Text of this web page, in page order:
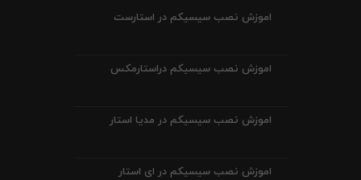
اموزش نصب سیسیکم در استارست
اموزش نصب سیسیکم دراستارمکس
اموزش نصب سیسیکم در مدیا استار
اموزش نصب سیسیکم در ای استار